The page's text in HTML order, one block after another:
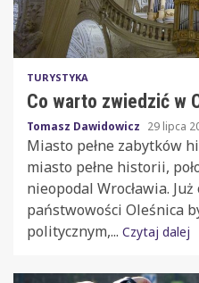
TURYSTYKA
Co warto zwiedzić w
Tomasz Dawidowicz 29 lipca
Miasto pełne zabytków
miasto pełne historii,
nieopodal Wrocławia.
państwowości Oleśnica
politycznym,... Czytaj dalej